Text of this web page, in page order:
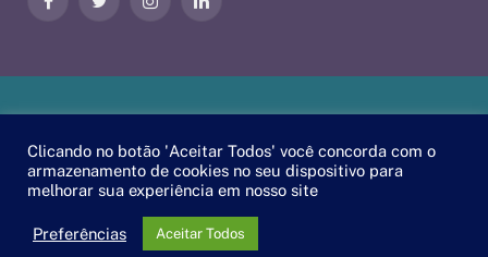
FacebookTwitter InstagramLinkedIn
Árabe | ByEscaEsco.
Clicando no botão 'Aceitar Todos' você concorda com o
armazenamento de cookies no seu dispositivo para
melhorar sua experiência em nosso site
Preferências Aceitar Todos
PT EN